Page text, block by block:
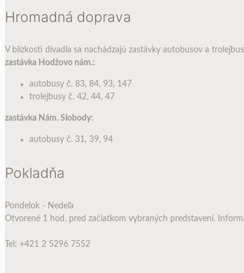
Hromadná doprava
V blízkosti divadla sa nachádzajú zastávky autobusov a
zastávka Hodžovo nám.:
autobusy č. 83, 84, 93, 147
trolejbusy č. 42, 44, 47
zastávka Nám. Slobody:
autobusy č. 31, 39, 94
Pokladňa
Pondelok - Nedeľa
Otvorené 1 hod. pred začiatkom vybraných predstavení.
Tel: +421 2 5296 7552